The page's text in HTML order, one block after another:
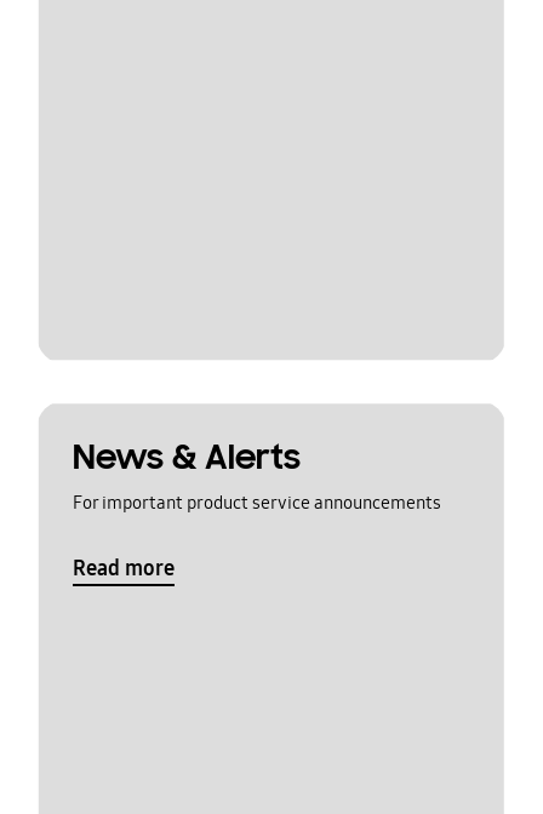
News & Alerts
For important product service announcements
Read more